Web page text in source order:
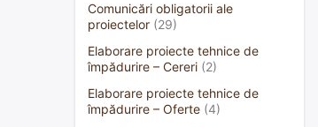
Comunicări obligatorii ale
proiectelor (29)
Elaborare proiecte tehnice de
împădurire – Cereri (2)
Elaborare proiecte tehnice de
împădurire – Oferte (4)